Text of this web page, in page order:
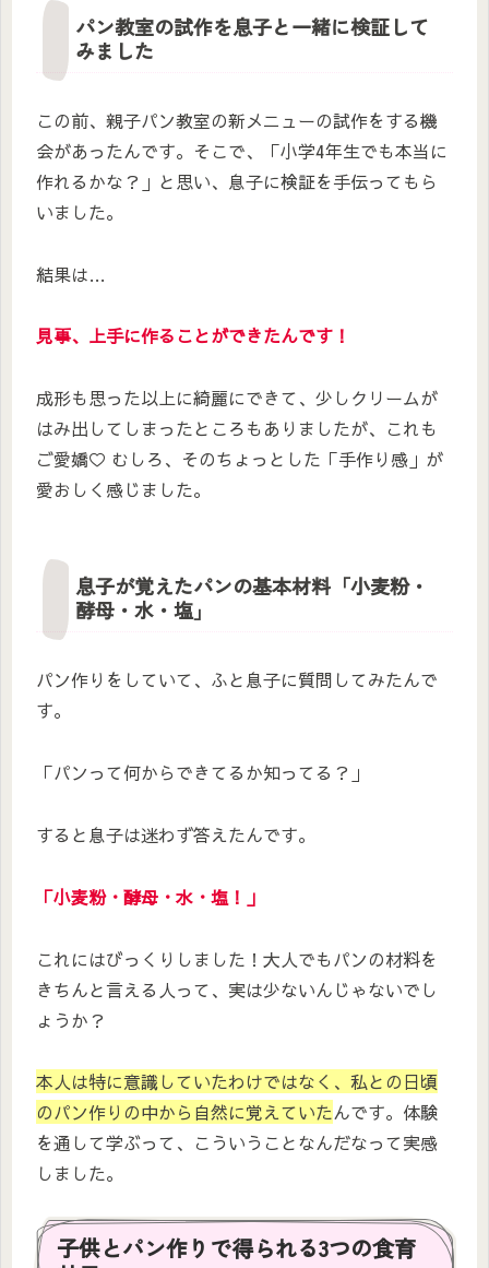
パン教室の試作を息子と一緒に検証して
みました
この前、親子パン教室の新メニューの試作をする機
会があったんです。そこで、「小学4年生でも本当に
作れるかな？」と思い、息子に検証を手伝ってもら
いました。
結果は…
見事、上手に作ることができたんです！
成形も思った以上に綺麗にできて、少しクリームが
はみ出してしまったところもありましたが、これも
ご愛嬌♡ むしろ、そのちょっとした「手作り感」が
愛おしく感じました。
息子が覚えたパンの基本材料「小麦粉・
酵母・水・塩」
パン作りをしていて、ふと息子に質問してみたんで
す。
「パンって何からできてるか知ってる？」
すると息子は迷わず答えたんです。
「小麦粉・酵母・水・塩！」
これにはびっくりしました！大人でもパンの材料を
きちんと言える人って、実は少ないんじゃないでし
ょうか？
本人は特に意識していたわけではなく、私との日頃
のパン作りの中から自然に覚えていたんです。体験
を通して学ぶって、こういうことなんだなって実感
しました。
子供とパン作りで得られる3つの食育